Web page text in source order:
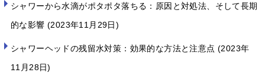
シャワーから水滴がポタポタ落ちる：原因と対処法、そして長期
的な影響
2023年11月29日
シャワーヘッドの残留水対策：効果的な方法と注意点
2023年
11月28日